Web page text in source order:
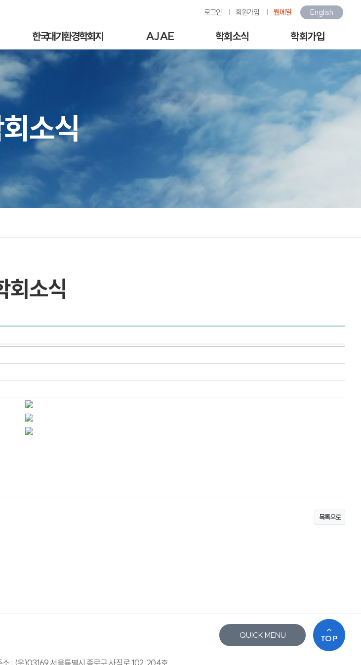
로그인 회원가입 웹메일 English
한국대기환경학회지
논문심사규정
논문투고
심사료/게재료납부
목록 및 검색
AJAE
Author Guide
On-line Submission
View Articles
subscription charges /
author APC
학회소식
환경관련행사소식
갤러리
구인/구직
학회가입
회원가입안내
회비납부
개인정보처리방침
이용약관
소식
회소식
목록으로
QUICK MENU TOP
소 : (우)03169 서울특별시 종로구 사직로 102, 204호